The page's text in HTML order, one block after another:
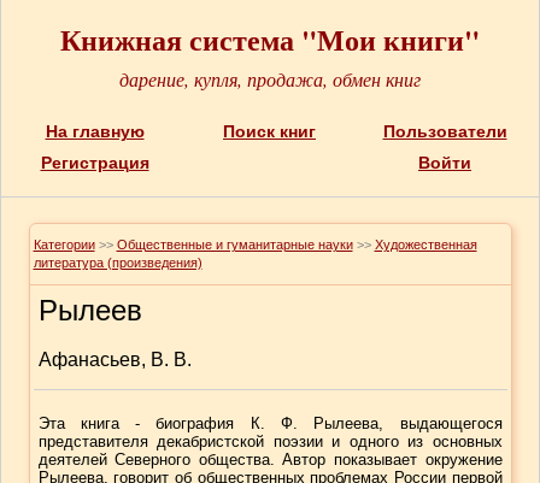
Книжная система "Мои книги"
дарение, купля, продажа, обмен книг
На главную Поиск книг
Пользователи
Регистрация
Войти
Категории >> Общественные и гуманитарные науки >> Художественная
литература (произведения)
Рылеев
Афанасьев, В. В.
Эта книга - биография К. Ф. Рылеева, выдающегося
представителя декабристской поэзии и одного из основных
деятелей Северного общества. Автор показывает окружение
Рылеева, говорит об общественных проблемах России первой